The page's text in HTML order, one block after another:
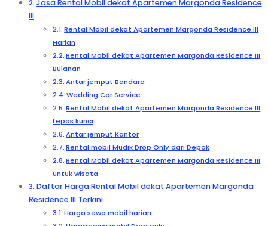
Jasa Rental Mobil dekat Apartemen Margonda Residence
III
Rental Mobil dekat Apartemen Margonda Residence III
Harian
Rental Mobil dekat Apartemen Margonda Residence III
Bulanan
Antar jemput Bandara
Wedding Car Service
Rental Mobil dekat Apartemen Margonda Residence III
Lepas kunci
Antar jemput Kantor
Rental mobil Mudik Drop Only dari Depok
Rental Mobil dekat Apartemen Margonda Residence III
untuk wisata
Daftar Harga Rental Mobil dekat Apartemen Margonda
Residence III Terkini
Harga sewa mobil harian